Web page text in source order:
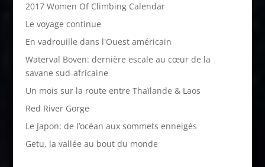
2017 Women Of Climbing Calendar
Le voyage continue
En vadrouille dans l'Ouest américain
Waterval Boven: dernière escale au cœur de la
savane sud-africaine
Un mois sur la route entre Thaïlande & Laos
Red River Gorge
Le Japon: de l’océan aux sommets enneigés
Getu, la vallée au bout du monde